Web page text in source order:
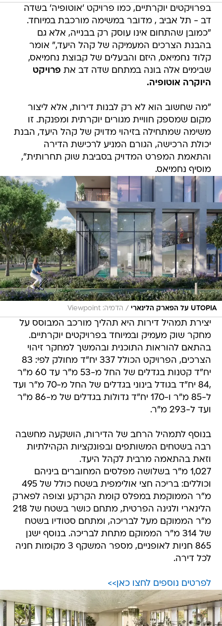
בפרויקטים יוקרתיים, כמו פרויקט 'אוטופיה' בשדה
דב - תל אביב , מדובר במשימה מורכבת במיוחד.
"כמובן שהתחום אינו עוסק רק בבנייה, אלא גם
בהבנת הצרכים המעמיקה של קהל היעד," אומר
קלוד נחמיאס, היזם והבעלים של קבוצת נחמיאס,
שבימים אלה בונה במתחם שדה דב את פרויקט
היוקרה אוטופיה.
"מה שחשוב הוא לא רק לבנות דירות, אלא ליצור
מקום שמספק חוויית מגורים יוקרתית ומפנקת. זו
משימה שמתחילה בזיהוי מדויק של קהל היעד, הבנת
יכולת הרכישה, הגורם המניע לרכישת הדירה
והתאמת המפרט המדויק בסביבת שוק תחרותית",
מוסיף נחמיאס.
UTOPIA על הפארק הלינארי / הדמיה: Viewpoint
יצירת תמהיל דירות היא תהליך מורכב המבוסס על
מחקר שוק מעמיק ובמיוחד בפרויקטים יוקרתיים.
בהתאם להוראות התוכנית ובהמשך למחקר זיהוי
הצרכים, הפרויקט הכולל 337 יח"ד מחולק לפי: 83
יח"ד קטנות בגדלים של החל מ-53 מ"ר עד 60 מ"ר
,84 יח"ד בגודל בינוני בגדלים של החל מ-70 מ"ר ועד
ל-85 מ"ר ו-170 יח"ד גדולות בגדלים של מ-86 מ"ר
ועד ל-293 מ"ר.
בנוסף לתמהיל הרחב של הדירות, הושקעה מחשבה
רבה בשטחים המשותפים ובפונקציות הקהילתיות
וזאת בהתאמה מרבית לקהל היעד.
1,027 מ"ר בשלושה מפלסים המחוברים ביניהם
וכוללים: בריכה חצי אולימפית בשטח כולל של 495
מ"ר הממוקמת במפלס קומת הקרקע וצופה לפארק
הלינארי ולגינה הפרטית, מתחם כושר בשטח של 218
מ"ר הממוקם מעל לבריכה, ומתחם סטודיו בשטח
של 314 מ"ר הממוקם מתחת לבריכה. בנוסף ישנן
865 חניות לאופניים, מספר המשקף 3 מקומות חניה
לכל דירה.
לפרטים נוספים לחצו כאן>>